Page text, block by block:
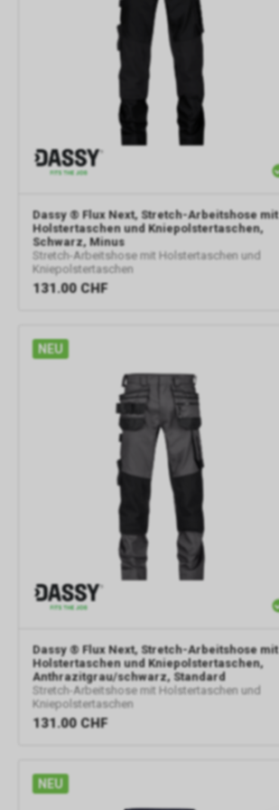
Dassy ® Flux Next, Stretch-Arbeitshose mit
Holstertaschen und Kniepolstertaschen,
Schwarz, Minus
Stretch-Arbeitshose mit Holstertaschen und
Kniepolstertaschen
131.00 CHF
NEU
Dassy ® Flux Next, Stretch-Arbeitshose mit
Holstertaschen und Kniepolstertaschen,
Anthrazitgrau/schwarz, Standard
Stretch-Arbeitshose mit Holstertaschen und
Kniepolstertaschen
131.00 CHF
NEU